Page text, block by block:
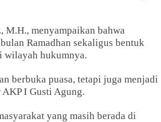
M.H., menyampaikan bahwa
Ramadhan sekaligus bentuk
wilayah hukumnya.
berbuka puasa, tetapi juga menjadi
I Gusti Agung.
yang masih berada di